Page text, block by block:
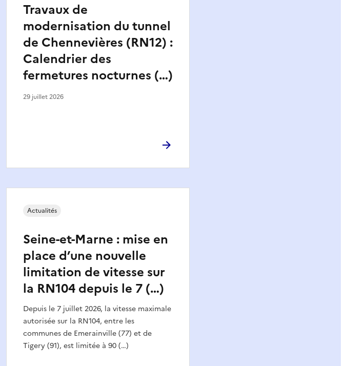
Travaux de
modernisation du tunnel
de Chennevières (RN12) :
Calendrier des
fermetures nocturnes (…)
29 juillet 2026
Seine-et-Marne : mise en
place d’une nouvelle
limitation de vitesse sur
la RN104 depuis le 7 (…)
Depuis le 7 juillet 2026, la vitesse maximale
autorisée sur la RN104, entre les
communes de Emerainville (77) et de
Tigery (91), est limitée à 90 (…)
Actualités